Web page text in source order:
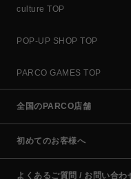
culture TOP
POP-UP SHOP TOP
PARCO GAMES TOP
全国のPARCO店舗
初めてのお客様へ
よくあるご質問 / お問い合わ